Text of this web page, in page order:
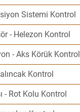
Sistemi Kontrol
- Helezon Kontrol
- Aks Körük Kontrol
Kontrol
- Rot Kolu Kontrol